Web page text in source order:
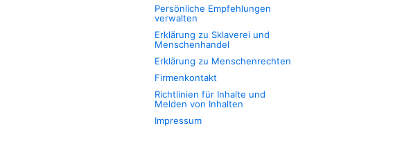
Persönliche Empfehlungen
verwalten
Erklärung zu Sklaverei und
Menschenhandel
Erklärung zu Menschenrechten
Firmenkontakt
Richtlinien für Inhalte und
Melden von Inhalten
Impressum